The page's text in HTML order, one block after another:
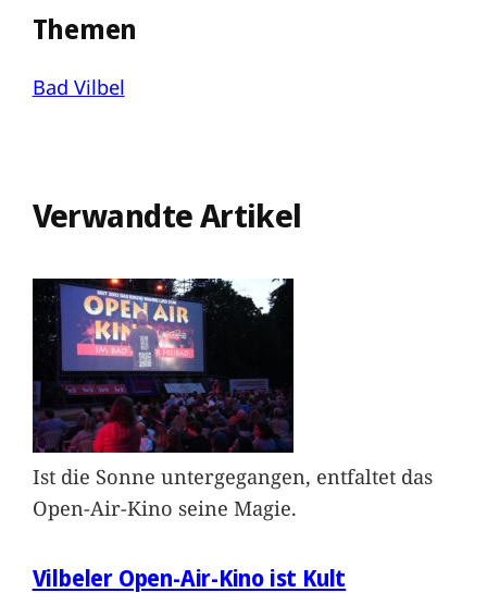
Themen
Bad Vilbel
Verwandte Artikel
Ist die Sonne untergegangen, entfaltet das
Open-Air-Kino seine Magie.
Vilbeler Open-Air-Kino ist Kult